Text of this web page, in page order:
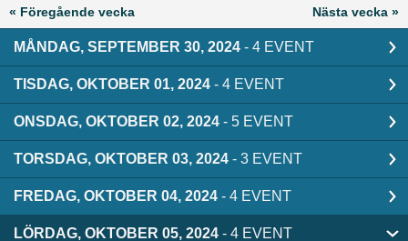
« Föregående vecka Nästa vecka »
MÅNDAG, SEPTEMBER 30, 2024 - 4 EVENT
TISDAG, OKTOBER 01, 2024 - 4 EVENT
ONSDAG, OKTOBER 02, 2024 - 5 EVENT
TORSDAG, OKTOBER 03, 2024 - 3 EVENT
FREDAG, OKTOBER 04, 2024 - 4 EVENT
LÖRDAG, OKTOBER 05, 2024 - 4 EVENT